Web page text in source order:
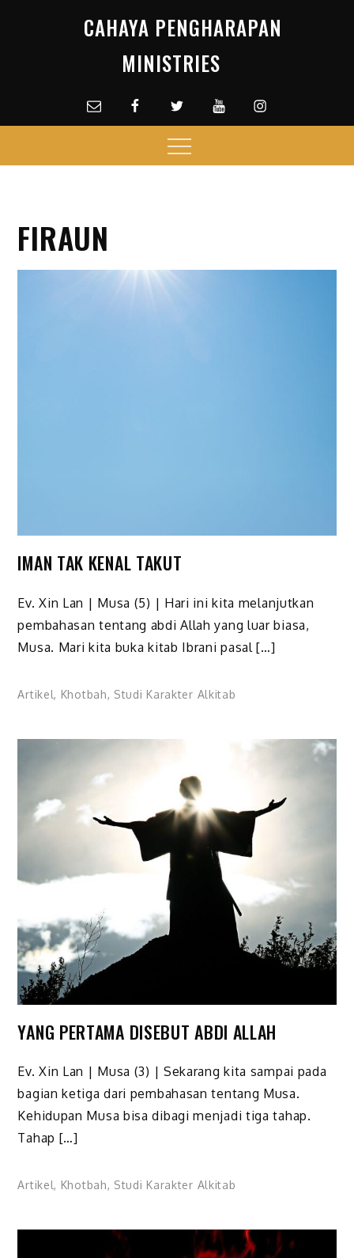
CAHAYA PENGHARAPAN
MINISTRIES
Email facebookTwitterYoutubeInstagram
Menu
FIRAUN
IMAN TAK KENAL TAKUT
Ev. Xin Lan | Musa (5) | Hari ini kita melanjutkan
pembahasan tentang abdi Allah yang luar biasa,
Musa. Mari kita buka kitab Ibrani pasal […]
Artikel, Khotbah, Studi Karakter Alkitab
YANG PERTAMA DISEBUT ABDI ALLAH
Ev. Xin Lan | Musa (3) | Sekarang kita sampai pada
bagian ketiga dari pembahasan tentang Musa.
Kehidupan Musa bisa dibagi menjadi tiga tahap.
Tahap […]
Artikel, Khotbah, Studi Karakter Alkitab